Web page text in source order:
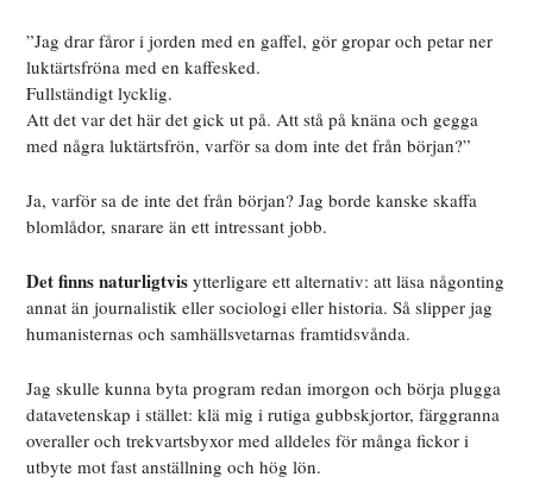
”Jag drar fåror i jorden med en gaffel, gör gropar och petar ner
luktärtsfröna med en kaffesked.
Fullständigt lycklig.
Att det var det här det gick ut på. Att stå på knäna och gegga
med några luktärtsfrön, varför sa dom inte det från början?”
Ja, varför sa de inte det från början? Jag borde kanske skaffa
blomlådor, snarare än ett intressant jobb.
Det finns naturligtvis ytterligare ett alternativ: att läsa någonting
annat än journalistik eller sociologi eller historia. Så slipper jag
humanisternas och samhällsvetarnas framtidsvånda.
Jag skulle kunna byta program redan imorgon och börja plugga
datavetenskap i stället: klä mig i rutiga gubbskjortor, färggranna
overaller och trekvartsbyxor med alldeles för många fickor i
utbyte mot fast anställning och hög lön.